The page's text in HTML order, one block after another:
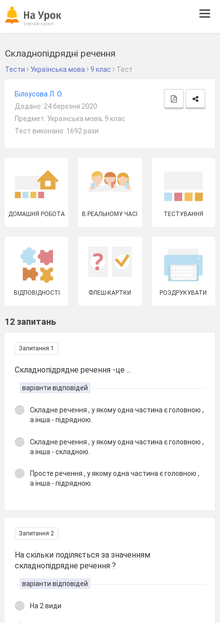
Складнопідрядні речення
Тести Українська мова 9 клас Тест
Білоусова Л. О.
Додано: 24 березня 2020
Предмет: Українська мова, 9 клас
Тест виконано: 1692 рази
ДОМАШНЯ РОБОТА В РЕАЛЬНОМУ ЧАСІ ТЕСТУВАННЯ
ВІДПОВІДНОСТІ ФЛЕШ-КАРТКИ РОЗДРУКУВАТИ
12 запитань
Запитання 1
Складнопідрядне речення -це ...
варіанти відповідей
Складне речення , у якому одна частина є головною ,
а інша - підрядною.
Складне речення , у якому одна частина є головною ,
а інша - складною.
Просте речення , у якому одна частина є головною ,
а інша - підрядною.
Запитання 2
На скільки поділяється за значенням
складнопідрядне речення ?
варіанти відповідей
На 2 види